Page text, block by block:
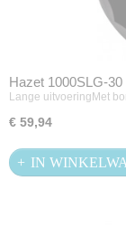
Hazet 1000SLG-
Lange uitvoeringMet
€ 59,94
IN